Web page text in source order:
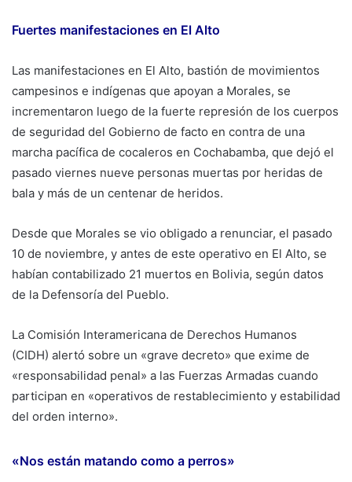
Fuertes manifestaciones en El Alto
Las manifestaciones en El Alto, bastión de movimientos
campesinos e indígenas que apoyan a Morales, se
incrementaron luego de la fuerte represión de los cuerpos
de seguridad del Gobierno de facto en contra de una
marcha pacífica de cocaleros en Cochabamba, que dejó el
pasado viernes nueve personas muertas por heridas de
bala y más de un centenar de heridos.
Desde que Morales se vio obligado a renunciar, el pasado
10 de noviembre, y antes de este operativo en El Alto, se
habían contabilizado 21 muertos en Bolivia, según datos
de la Defensoría del Pueblo.
La Comisión Interamericana de Derechos Humanos
(CIDH) alertó sobre un «grave decreto» que exime de
«responsabilidad penal» a las Fuerzas Armadas cuando
participan en «operativos de restablecimiento y estabilidad
del orden interno».
«Nos están matando como a perros»